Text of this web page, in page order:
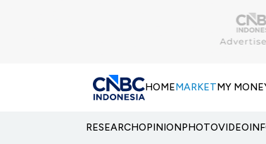
HOMEMARKETMY
RESEARCHOPINIONPHOTOVIDEO